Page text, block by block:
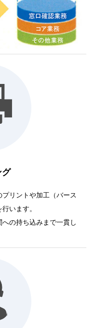
グ
リントや加工（バース
います。
の持ち込みまで一貫し